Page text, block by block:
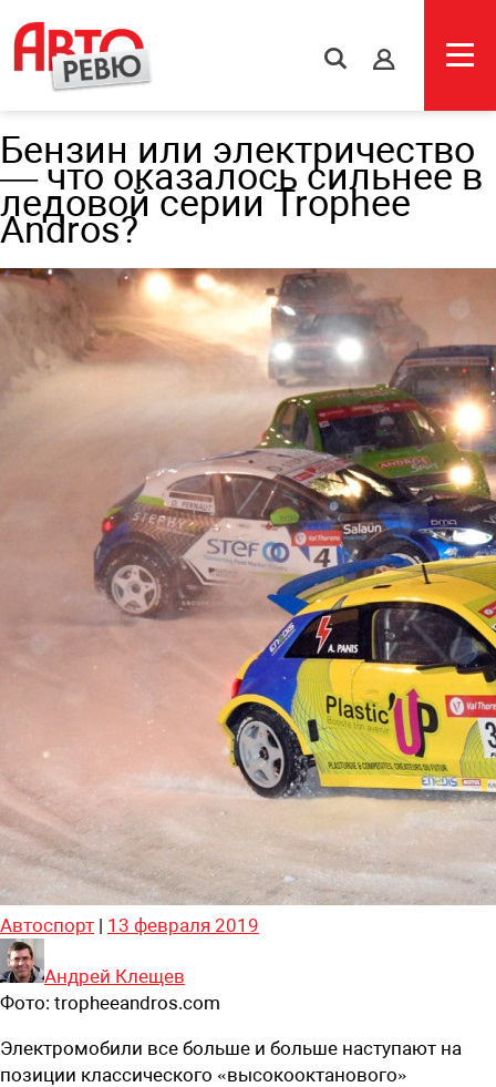
s
Бензин или электричество
— что оказалось сильнее в
ледовой серии Trophee
Andros?
Автоспорт | 13 февраля 2019
Андрей Клещев
Фото: tropheeandros.com
Электромобили все больше и больше наступают на
позиции классического «высокооктанового»